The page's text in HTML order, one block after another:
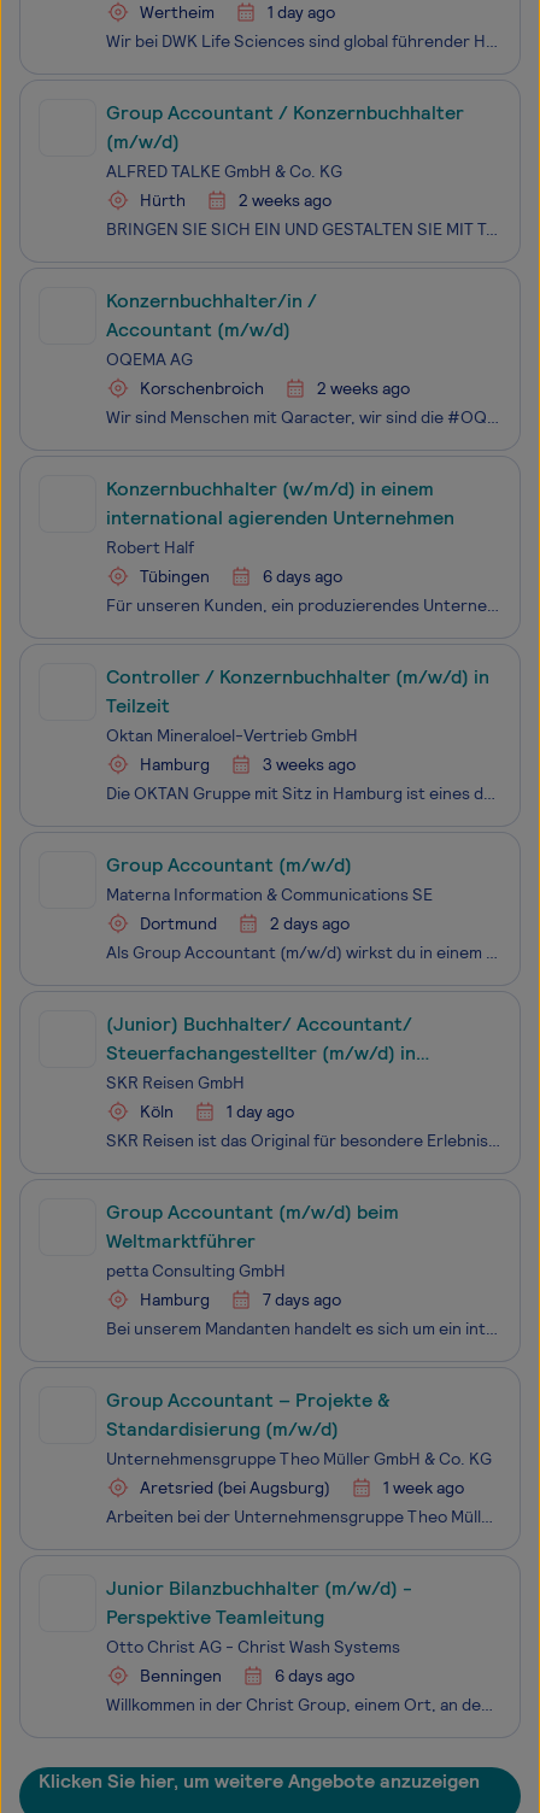
Wertheim
1 day ago
Wir bei DWK Life Sciences sind global führender Hersteller von Laborglas, hitzebeständigen Consumer Glasprodukten und Verpackungs- und Aufbewahrungslösungen für ein breites Spektrum an wissenschaftlichen und technischen Anwendungen. Die Marken DURAN®, WHEATON® und KIMBLE® stehen für hochwertige, sic
Group Accountant / Konzernbuchhalter
(m/w/d)
ALFRED TALKE GmbH & Co. KG
Hürth
2 weeks ago
BRINGEN SIE SICH EIN UND GESTALTEN SIE MIT TALKE: always a smart move Wir bei TALKE haben die Vision, Lösungspartner Nummer 1 für die Welt der Chemie zu sein und Standards in der Logistik zu setzen. Sie haben erste Erfahrungen im Konzernrechnungswesen oder in der Wirtschaftsprüfung gesammelt und möc
Konzernbuchhalter/in /
Accountant (m/w/d)
OQEMA AG
Korschenbroich
2 weeks ago
Wir sind Menschen mit Qaracter, wir sind die #OQEMAfamily. OQEMA gehört zu den Top-5-Unternehmen in der europäischen Chemiedistribution: 1.600 Mitarbeitende, 25 Länder, ein Netzwerk aus spezialisierten Fachleuten, die täglich daran arbeiten, chemische Industrie und Kunden intelligent zu verbinden.
Konzernbuchhalter (w/m/d) in einem
international agierenden Unternehmen
Robert Half
Tübingen
6 days ago
Für unseren Kunden, ein produzierendes Unternehmen mit Sitz in der Region Tübingen, suchen wir zum nächstmöglichen Zeitpunkt einen Konzernbuchhalter (w/m/d).Bei der Position handelt es sich um eine direkte Festanstellung bei unserem Kunden. Die Betreuung und Vermittlung sowie alle unsere weiteren Se
Controller / Konzernbuchhalter (m/w/d) in
Teilzeit
Oktan Mineraloel-Vertrieb GmbH
Hamburg
3 weeks ago
Die OKTAN Gruppe mit Sitz in Hamburg ist eines der führenden deutschen Mineralölhandelshäuser. Unsere Unabhängigkeit und unsere Marktpräsenz als großer Einkäufer versetzen uns in die Lage, unsere Kunden in ganz Deutschland flexibel, zu optimalen Konditionen mit Kraftstoffen und Heizöl zu versorgen.
Group Accountant (m/w/d)
Materna Information & Communications SE
Dortmund
2 days ago
Als Group Accountant (m/w/d) wirkst du in einem erfahrenen Finance-Team der Materna SE mit und stellst die fristgerechte Erstellung der Abschlüsse der Materna-Gesellschaften sicher. Darüber hinaus unterstützt du aktiv Sonderprojekte, beispielsweise bei der Entwicklung von Bilanzierungsrich
(Junior) Buchhalter/ Accountant/
Steuerfachangestellter (m/w/d) in
Voll-/Teilzeit
SKR Reisen GmbH
Köln
1 day ago
SKR Reisen ist das Original für besondere Erlebnisreisen in kleinen Gruppen – weltweit. Wir schenken unseren Gästen außergewöhnliche Reiseerlebnisse und bewirken dadurch ein anhaltend starkes Unternehmenswachstum. WILLKOMMEN im Buchhaltungs-Team Als (Junior) Accountant/ Buchhalter (m/w/d) trägst du
Group Accountant (m/w/d) beim
Weltmarktführer
petta Consulting GmbH
Hamburg
7 days ago
Bei unserem Mandanten handelt es sich um ein international sehr aktives, modernes und doch auch von Tradition getragenes, Unternehmen mit langjähriger Marktetablierung. Der erfolgreiche Player in seiner Branche verbindet gewachsene Strukturen mit einem modernen, professionellen Selbstverständnis und
Group Accountant – Projekte &
Standardisierung (m/w/d)
Unternehmensgruppe Theo Müller GmbH & Co. KG
Aretsried (bei Augsburg)
1 week ago
Arbeiten bei der Unternehmensgruppe Theo Müller bedeutet, Teil eines regional verwurzelten Familienunternehmens und international wachsenden Konzerns im Bereich Food und Logistics zu sein. Mit bekannten Marken in den Geschäftsbereichen Molkerei, Fisch & Feinkost, Saucen und Dressings, einem eige
Junior Bilanzbuchhalter (m/w/d) -
Perspektive Teamleitung
Otto Christ AG - Christ Wash Systems
Benningen
6 days ago
Willkommen in der Christ Group, einem Ort, an dem Innovation und persönliche Entwicklung gefördert werden. Als wachsendes Unternehmen sind wir stets auf der Suche nach motivierten und engagierten Mitarbeiter:innen, die gemeinsam mit uns erfolgreich sein möchten. Als innovatives und zukunftsorientie
Klicken Sie hier, um weitere Angebote anzuzeigen